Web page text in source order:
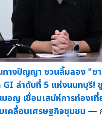
างปัญญา ชวนลิ้มลอง "ชา
GI ลำดับที่ 5 แห่งนนทบุรี!
อญ เชื่อมเสน่ห์การท่องเที่
เคลื่อนเศรษฐกิจชุมชน —